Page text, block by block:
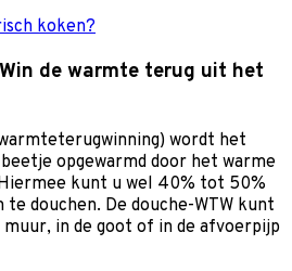
koken?
de warmte terug uit het
wordt het
opgewarmd door het warme
kunt u wel 40% tot 50%
douchen. De douche-WTW kunt
muur, in de goot of in de afvoerpijp